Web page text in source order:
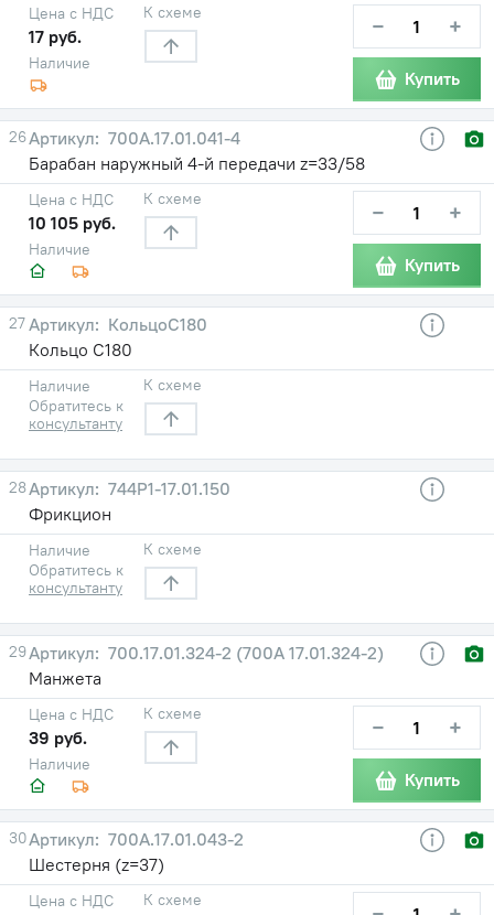
Наличие
Цена с НДС
17 руб.
К схеме − +
Купить
26
700А.17.01.041-4
Барабан наружный 4-й передачи z=33/58
Наличие
Цена с НДС
10 105 руб.
К схеме − +
Купить
27
КольцоС180
Кольцо С180
Наличие
Обратитесь к
консультанту
К схеме
28
744Р1-17.01.150
Фрикцион
Наличие
Обратитесь к
консультанту
К схеме
29
700.17.01.324-2 (700А 17.01.324-2)
Манжета
Наличие
Цена с НДС
39 руб.
К схеме − +
Купить
30
700А.17.01.043-2
Шестерня (z=37)
Цена с НДС К схеме